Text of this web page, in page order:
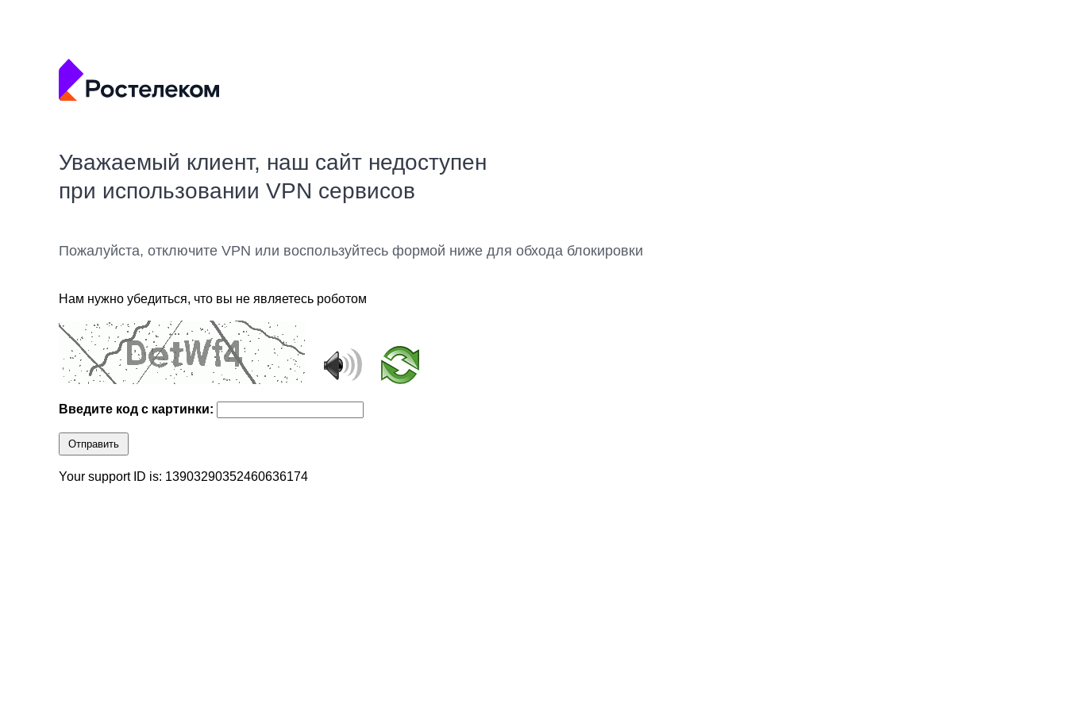
Уважаемый клиент, наш сайт недоступен
при использовании VPN сервисов
Пожалуйста, отключите VPN или воспользуйтесь формой ниже для обхода блокировки
Нам нужно убедиться, что вы не являетесь роботом
Введите код с картинки:
Отправить
Your support ID is: 13903290352460636174